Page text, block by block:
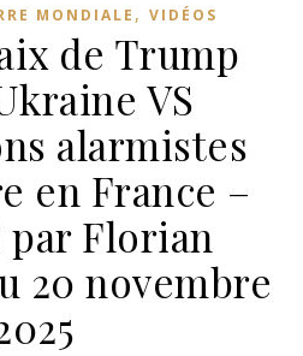
MONDIALE , VIDÉOS
de Trump
VS
alarmistes
en France –
par Florian
20 novembre